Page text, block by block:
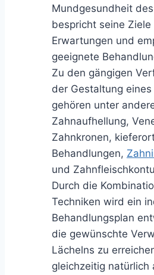
Mundgesundheit
bespricht seine Ziele
Erwartungen und
geeignete
Zu den gängigen
der Gestaltung eines
gehören unter
Zahnaufhellung,
Zahnkronen,
Behandlungen,
und
Durch die
Techniken wird ein
Behandlungsplan
die gewünschte
Lächelns zu
gleichzeitig natürlich